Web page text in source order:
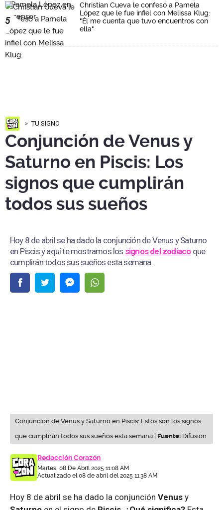
5
Christian Cueva le confesó a Pamela
López que le fue infiel con Melissa Klug:
"Él me cuenta que tuvo encuentros con
ella"
TU SIGNO
Conjunción de Venus y
Saturno en Piscis: Los
signos que cumplirán
todos sus sueños
Hoy 8 de abril se ha dado la conjunción de Venus y Saturno
en Piscis y aquí te mostramos los signos del zodiacoque
cumplirán todos sus sueños esta semana.
Conjunción de Venus y Saturno en Piscis: Estos son los signos
que cumplirán todos sus sueños esta semana | Fuente: Difusión
Redacción Corazón
Martes, 08 De Abril 2025 11:08 AM
Actualizado el 08 de abril del 2025 11:38 AM
Hoy 8 de abril se ha dado la conjunción Venus y